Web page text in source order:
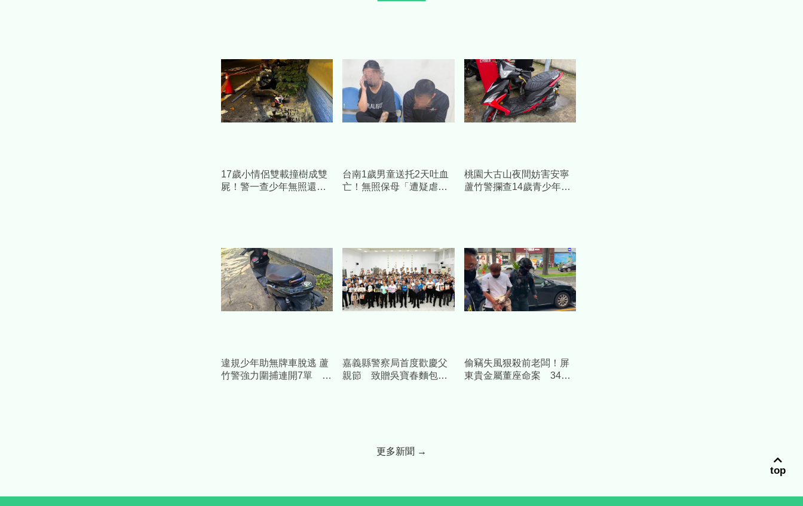
17歲小情侶雙載撞樹成雙
屍！警一查少年無照還泥
台南1歲男童送托2天吐血
亡！無照保母「遭疑虐
桃園大古山夜間妨害安寧
蘆竹警攔查14歲青少年無
違規少年助無牌車脫逃 蘆
竹警強力圍捕連開7單 最
嘉義縣警察局首度歡慶父
親節 致贈吳寶春麵包慰
偷竊失風狠殺前老闆！屏
東貴金屬董座命案 34歲
更多新聞 →
top